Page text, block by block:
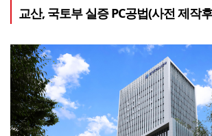
교산, 국토부 실증 PC공법(사전 제작